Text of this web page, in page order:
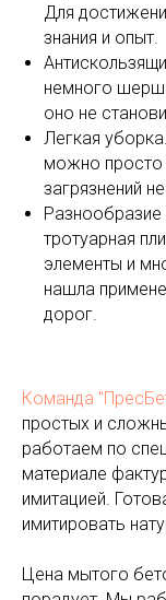
Для
знания и опыт.
немного
оно не
Легкая
можно просто
загрязнений
Разнообразие
тротуарная
элементы и
нашла
дорог.
Команда
простых и
работаем по
материале
имитацией.
имитировать
Цена мытого